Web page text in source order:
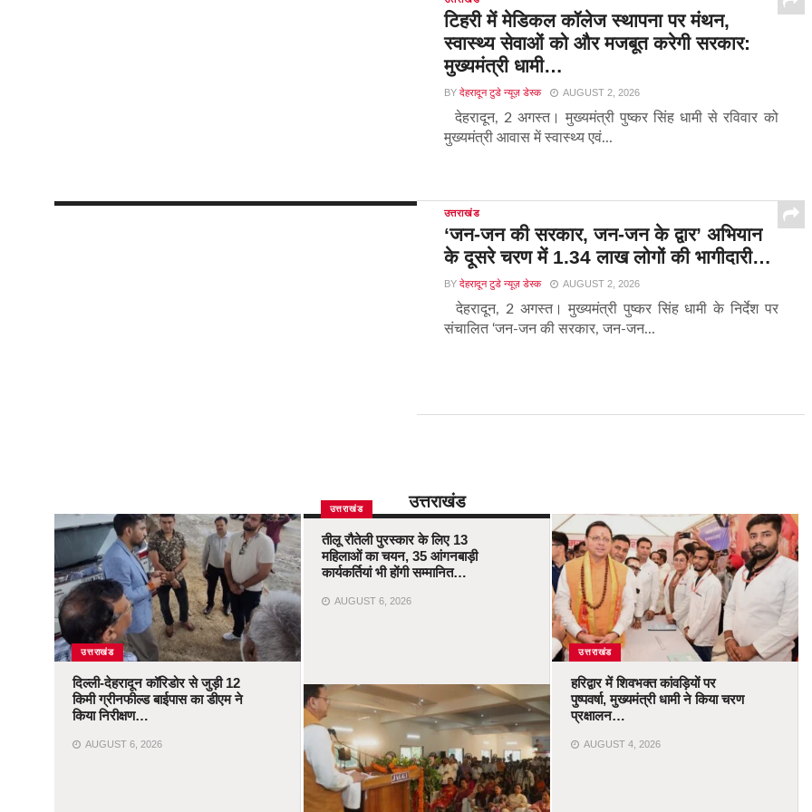
टिहरी में मेडिकल कॉलेज स्थापना पर मंथन,
स्वास्थ्य सेवाओं को और मजबूत करेगी सरकार:
मुख्यमंत्री धामी…
BY देहरादून टुडे न्यूज़ डेस्क AUGUST 2, 2026
देहरादून, 2 अगस्त। मुख्यमंत्री पुष्कर सिंह धामी से रविवार को
मुख्यमंत्री आवास में स्वास्थ्य एवं...
उत्तराखंड
‘जन-जन की सरकार, जन-जन के द्वार’ अभियान
के दूसरे चरण में 1.34 लाख लोगों की भागीदारी…
BY देहरादून टुडे न्यूज़ डेस्क AUGUST 2, 2026
देहरादून, 2 अगस्त। मुख्यमंत्री पुष्कर सिंह धामी के निर्देश पर
संचालित ‘जन-जन की सरकार, जन-जन...
उत्तराखंड
उत्तराखंड
दिल्ली-देहरादून कॉरिडोर से जुड़ी 12
किमी ग्रीनफील्ड बाईपास का डीएम ने
किया निरीक्षण…
AUGUST 6, 2026
उत्तराखंड
तीलू रौतेली पुरस्कार के लिए 13
महिलाओं का चयन, 35 आंगनबाड़ी
कार्यकर्तियां भी होंगी सम्मानित…
AUGUST 6, 2026
उत्तराखंड
हरिद्वार में शिवभक्त कांवड़ियों पर
पुष्पवर्षा, मुख्यमंत्री धामी ने किया चरण
प्रक्षालन…
AUGUST 4, 2026